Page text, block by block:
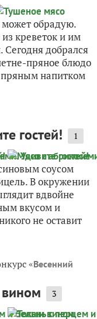
может обрадую.
креветок и им
добрался
пряное блюдо
напитком
гостей! 1
соусом
В окружении
вдвойне
вкусом и
не оставит
«Весенний
3